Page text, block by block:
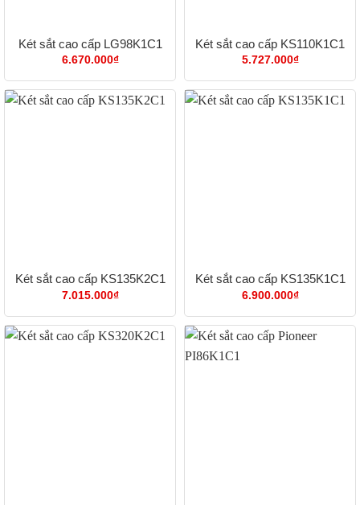
Két sắt cao cấp LG98K1C1
6.670.000₫
Két sắt cao cấp KS110K1C1
5.727.000₫
Két sắt cao cấp KS135K2C1
7.015.000₫
Két sắt cao cấp KS135K1C1
6.900.000₫